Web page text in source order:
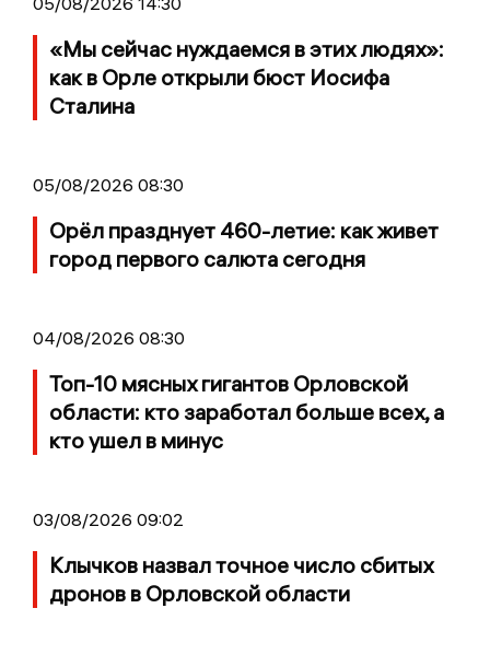
«Мы сейчас нуждаемся в этих людях»:
как в Орле открыли бюст Иосифа
Сталина
05/08/2026 08:30
Орёл празднует 460-летие: как живет
город первого салюта сегодня
04/08/2026 08:30
Топ-10 мясных гигантов Орловской
области: кто заработал больше всех, а
кто ушел в минус
03/08/2026 09:02
Клычков назвал точное число сбитых
дронов в Орловской области